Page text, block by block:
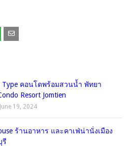
Type คอนโดพร้อมสวนน้ำ พัทยา
Resort Jomtien
June 19, 2024
ร้านอาหาร และคาเฟ่น่านั่งเมือง
รี